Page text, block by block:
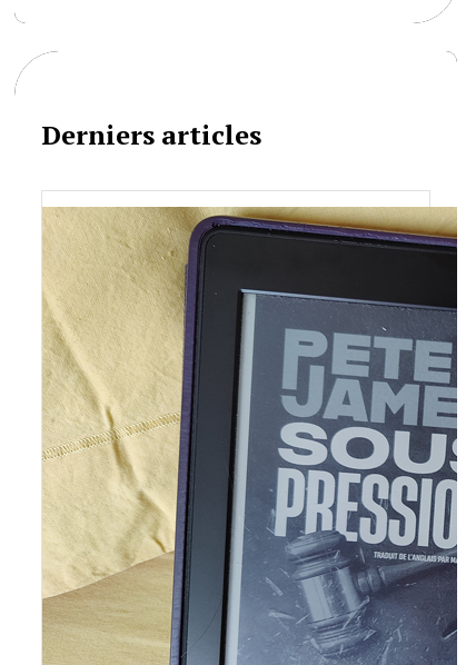
h
Derniers articles
Je bouquine #149
Sans grande surprise, j’ai replongé
dans la série « Roy Grace »…